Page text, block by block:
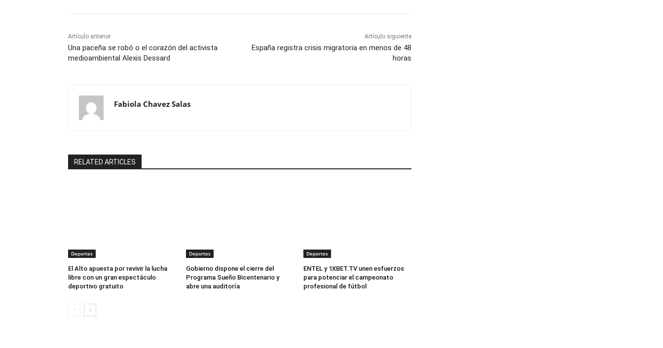
Artículo anterior
Una paceña se robó o el corazón del activista
medioambiental Alexis Dessard
Artículo siguiente
España registra crisis migratoria en menos de 48
horas
Fabiola Chavez Salas
RELATED ARTICLES
Deportes
El Alto apuesta por revivir la lucha
libre con un gran espectáculo
deportivo gratuito
Deportes
Gobierno dispone el cierre del
Programa Sueño Bicentenario y
abre una auditoría
Deportes
ENTEL y 1XBET.TV unen esfuerzos
para potenciar el campeonato
profesional de fútbol